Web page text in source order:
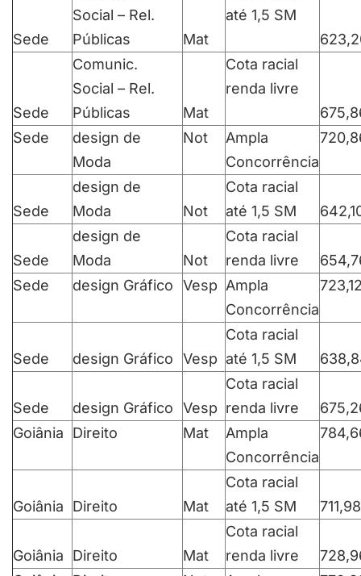
Sede
Social – Rel.
Públicas
Mat
até 1,5 SM
Sede
Comunic.
Social – Rel.
Públicas
Mat
Cota racial
renda livre
Sede
design de
Moda
Not
Ampla
Concorrência
Sede
design de
Moda
Not
Cota racial
até 1,5 SM
Sede
design de
Moda
Not
Cota racial
renda livre
Sede
design Gráfico Vesp Ampla
Concorrência
Sede design Gráfico Vesp
Cota racial
até 1,5 SM
Sede design Gráfico Vesp
Cota racial
renda livre
Goiânia
Direito Mat
Ampla
Concorrência
Goiânia Direito Mat
Cota racial
até 1,5 SM
711,98
Goiânia Direito Mat
Cota racial
renda livre